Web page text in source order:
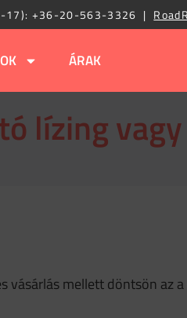
17): +36-20-563-3326 |
ÁRAK
lízing
vásárlás mellett döntsön az